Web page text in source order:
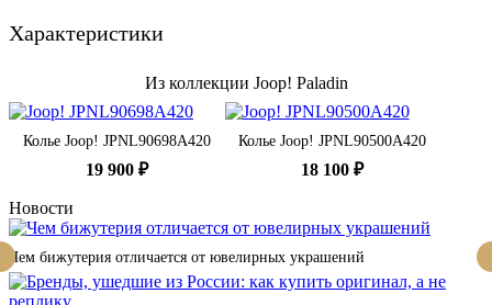
Характеристики
Из коллекции Joop! Paladin
Колье Joop! JPNL90698A420
19 900 ₽
Колье Joop! JPNL90500A420
18 100 ₽
Новости
Чем бижутерия отличается от ювелирных украшений